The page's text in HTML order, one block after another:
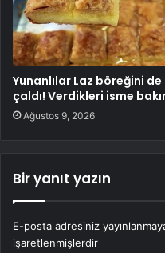
Yunanlılar Laz böreğini de
çaldı! Verdikleri isme
Ağustos 9, 2026
Bir yanıt yazın
E-posta adresiniz
işaretlenmişlerdir